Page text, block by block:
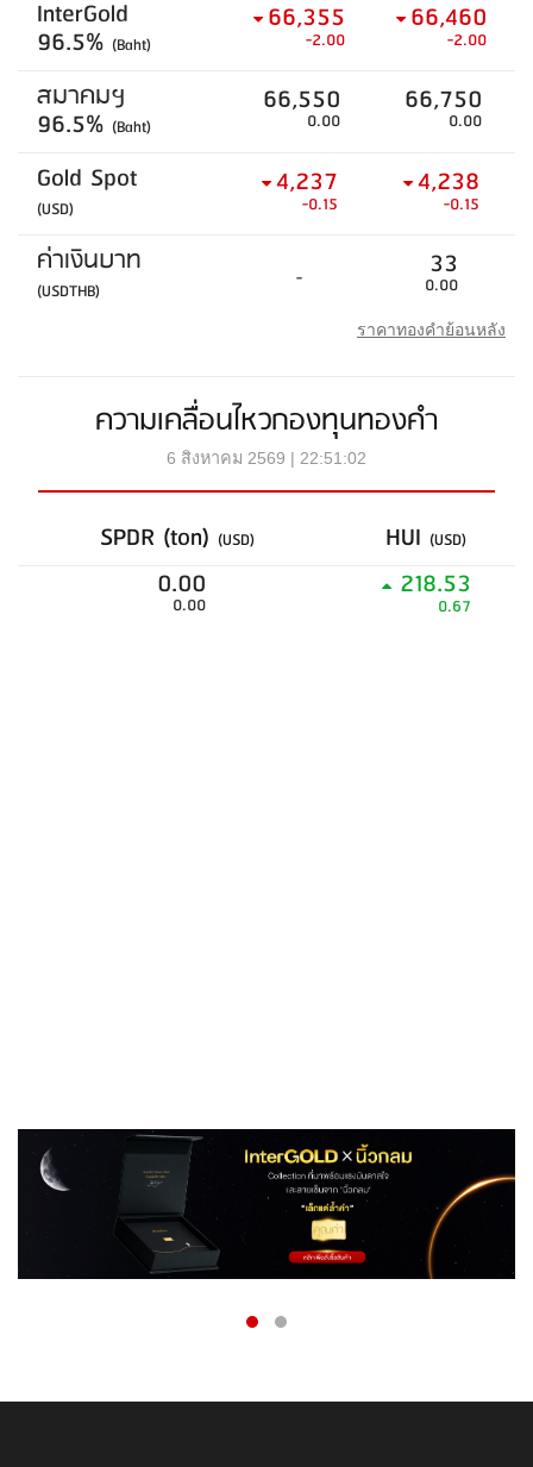
InterGold
96.5% (Baht)
66,355
-2.00
66,460
-2.00
สมาคมฯ
96.5% (Baht)
66,550
0.00
66,750
0.00
Gold Spot
(USD)
4,237
-0.15
4,238
-0.15
ค่าเงินบาท
(USDTHB) - 33
0.00
ราคาทองคำย้อนหลัง
ความเคลื่อนไหวกองทุนทองคำ
6 สิงหาคม 2569 | 22:51:02
SPDR (ton) (USD) HUI (USD)
0.00
0.00
218.53
0.67